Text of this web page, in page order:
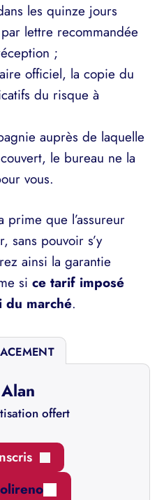
les quinze jours
lettre recommandée
;
officiel, la copie du
du risque à
auprès de laquelle
le bureau ne la
vous.
prime que l’assureur
sans pouvoir s’y
ainsi la garantie
si ce tarif imposé
du marché.
offert